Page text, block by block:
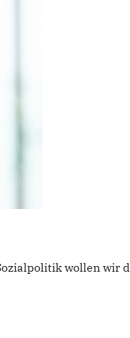
wollen wir